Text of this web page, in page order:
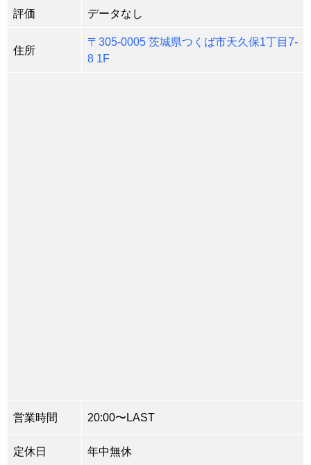
評価 データなし
住所
〒305-0005 茨城県つくば市天久保1丁目7-
8 1F
営業時間 20:00〜LAST
定休日 年中無休